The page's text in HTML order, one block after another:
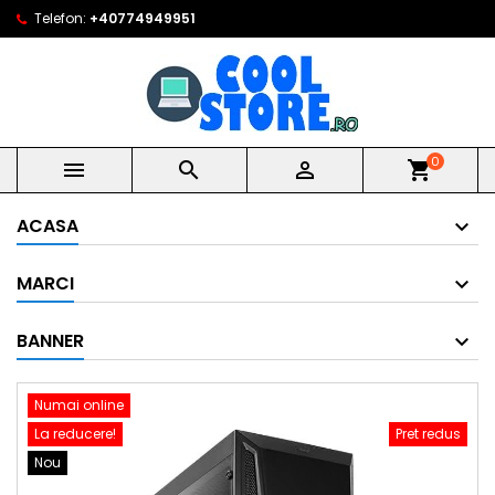
Telefon: +40774949951
   shopping_cart0
ACASA
MARCI
BANNER
Numai online
La reducere!
Pret redus
Nou